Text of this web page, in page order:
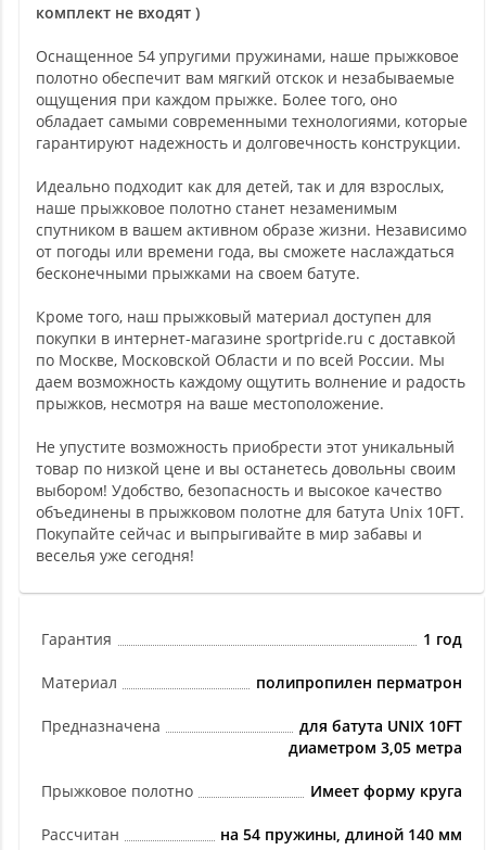
комплект не входят )
Оснащенное 54 упругими пружинами, наше прыжковое
полотно обеспечит вам мягкий отскок и незабываемые
ощущения при каждом прыжке. Более того, оно
обладает самыми современными технологиями, которые
гарантируют надежность и долговечность конструкции.
Идеально подходит как для детей, так и для взрослых,
наше прыжковое полотно станет незаменимым
спутником в вашем активном образе жизни. Независимо
от погоды или времени года, вы сможете наслаждаться
бесконечными прыжками на своем батуте.
Кроме того, наш прыжковый материал доступен для
покупки в интернет-магазине sportpride.ru с доставкой
по Москве, Московской Области и по всей России. Мы
даем возможность каждому ощутить волнение и радость
прыжков, несмотря на ваше местоположение.
Не упустите возможность приобрести этот уникальный
товар по низкой цене и вы останетесь довольны своим
выбором! Удобство, безопасность и высокое качество
объединены в прыжковом полотне для батута Unix 10FT.
Покупайте сейчас и выпрыгивайте в мир забавы и
веселья уже сегодня!
Гарантия 1 год
Материал полипропилен перматрон
Предназначена
для батута UNIX 10FT
диаметром 3,05 метра
Прыжковое полотно Имеет форму круга
Рассчитан на 54 пружины, длиной 140 мм